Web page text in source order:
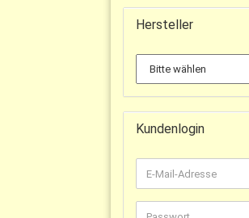
Hersteller
Kundenlogin